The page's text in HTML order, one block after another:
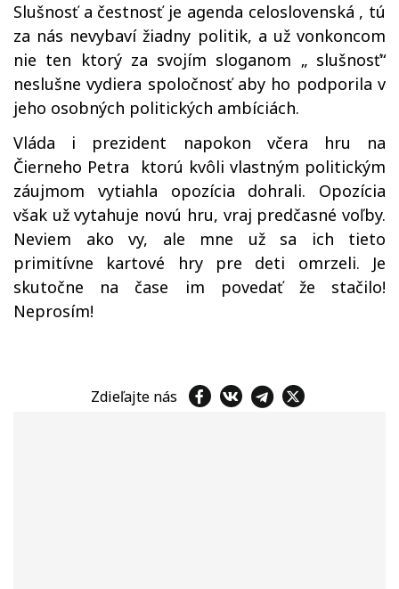
Slušnosť a čestnosť je agenda celoslovenská , tú
za nás nevybaví žiadny politik, a už vonkoncom
nie ten ktorý za svojím sloganom „ slušnosť“
neslušne vydiera spoločnosť aby ho podporila v
jeho osobných politických ambíciách.
Vláda i prezident napokon včera hru na
Čierneho Petra ktorú kvôli vlastným politickým
záujmom vytiahla opozícia dohrali. Opozícia
však už vytahuje novú hru, vraj predčasné voľby.
Neviem ako vy, ale mne už sa ich tieto
primitívne kartové hry pre deti omrzeli. Je
skutočne na čase im povedať že stačilo!
Neprosím!
Zdieľajte nás